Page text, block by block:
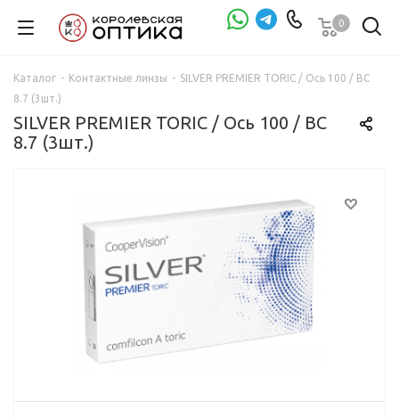
0
Проверка зрения
Каталог - Контактные линзы - SILVER PREMIER TORIC / Ось 100 / BC
8.7 (3шт.)
SILVER PREMIER TORIC / Ось 100 / BC
8.7 (3шт.)